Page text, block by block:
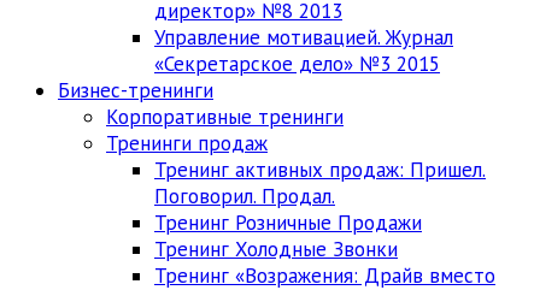
директор» №8 2013
Управление мотивацией. Журнал
«Секретарское дело» №3 2015
Бизнес-тренинги
Корпоративные тренинги
Тренинги продаж
Тренинг активных продаж: Пришел.
Поговорил. Продал.
Тренинг Розничные Продажи
Тренинг Холодные Звонки
Тренинг «Возражения: Драйв вместо